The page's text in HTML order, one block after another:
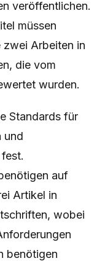
veröffentlichen.
müssen
Arbeiten in
die vom
wurden.
Standards für
und
auf
Artikel in
wobei
benötigen